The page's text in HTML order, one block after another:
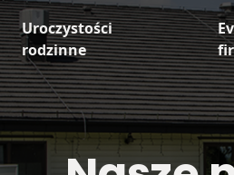
Uroczystości
rodzinne